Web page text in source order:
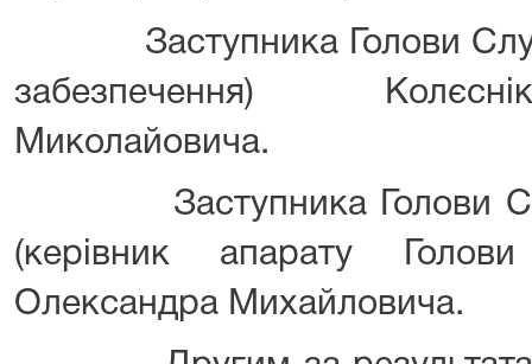
Заступника Голови
забезпечення)
Миколайовича.
Заступника Голови
(керівник апарату
Олександра Михайловича.